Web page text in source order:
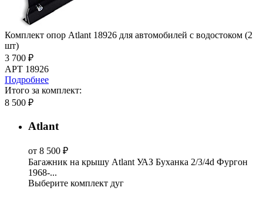
Комплект опор Atlant 18926 для автомобилей c водостоком (2
шт)
3 700 ₽
АРТ 18926
Подробнее
Итого за комплект:
8 500 ₽
Atlant
от 8 500 ₽
Багажник на крышу Atlant УАЗ Буханка 2/3/4d Фургон
1968-...
Выберите комплект дуг